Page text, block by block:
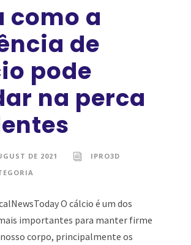
como a
de
pode
na perca
DE 2021
IPRO3D
O cálcio é um dos
importantes para manter firme
corpo, principalmente os